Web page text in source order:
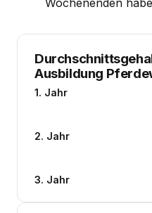
Ausbildung
1. Jahr
2. Jahr
3. Jahr